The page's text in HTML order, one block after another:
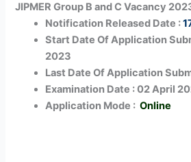
JIPMER Group B and C Vacancy
Notification Released Date :
Start Date Of Application
2023
Last Date Of Application
Examination Date : 02 April
Application Mode : Online